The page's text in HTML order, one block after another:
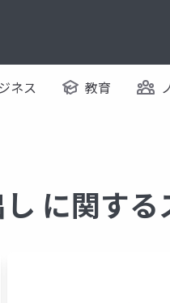
ネス 教育
に関する